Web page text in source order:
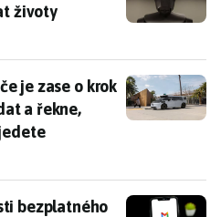
životy
je zase o krok blíž. Bude
je zase o krok
a řekne,
bezplatného Gmailu,
bezplatného